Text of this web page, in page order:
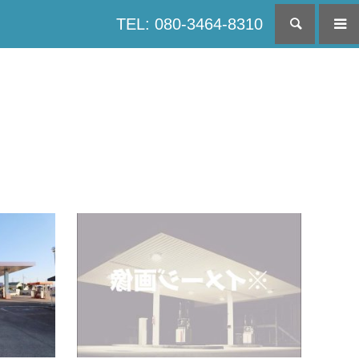
TEL: 080-3464-8310 検索